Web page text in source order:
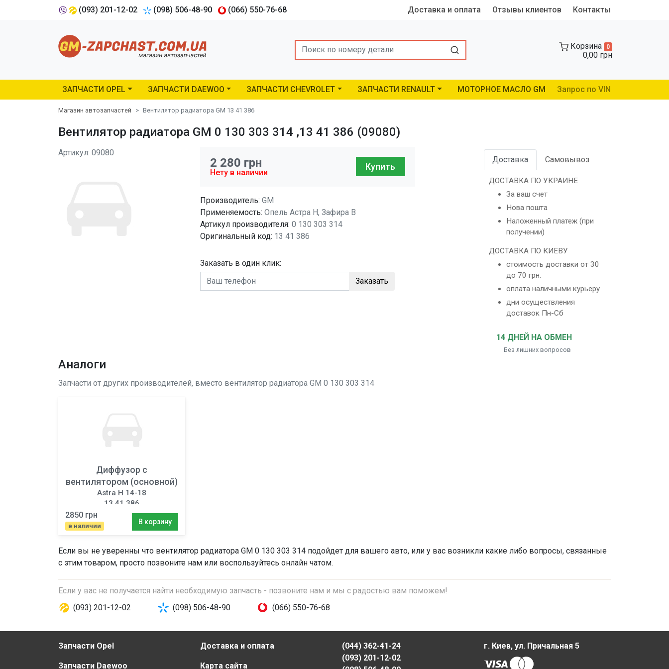
(093) 201-12-02 (098) 506-48-90 (066) 550-76-68 Доставка и оплата Отзывы клиентов Контакты
Search Корзина 0
0,00 грн
ЗАПЧАСТИ OPEL ЗАПЧАСТИ DAEWOO ЗАПЧАСТИ CHEVROLET ЗАПЧАСТИ RENAULT МОТОРНОЕ МАСЛО GM Запрос по VIN
Магазин автозапчастей Вентилятор радиатора GM 13 41 386
Вентилятор радиатора GM 0 130 303 314 ,13 41 386 (09080)
Артикул: 09080
2 280 грн
Нету в наличии
Купить
Производитель: GM
Применяемость: Опель Астра H, Зафира B
Артикул производителя: 0 130 303 314
Оригинальный код: 13 41 386
Заказать в один клик:
Заказать
Доставка Самовывоз
ДОСТАВКА ПО УКРАИНЕ
За ваш счет
Нова пошта
Наложенный платеж (при
получении)
ДОСТАВКА ПО КИЕВУ
стоимость доставки от 30
до 70 грн.
оплата наличными курьеру
дни осуществления
доставок Пн-Сб
14 ДНЕЙ НА ОБМЕН
Без лишних вопросов
Аналоги
Запчасти от других производителей, вместо вентилятор радиатора GM 0 130 303 314
Диффузор с
вентилятором (основной)
Astra H 14-18
13 41 386
2850 грн
в наличии
В корзину
Если вы не уверенны что вентилятор радиатора GM 0 130 303 314 подойдет для вашего авто, или у вас возникли какие либо вопросы, связанные
с этим товаром, просто позвоните нам или воспользуйтесь онлайн чатом.
Если у вас не получается найти необходимую запчасть - позвоните нам и мы с радостью вам поможем!
(093) 201-12-02
(098) 506-48-90 (066) 550-76-68
Запчасти Opel
Запчасти Daewoo
Доставка и оплата
Карта сайта
(044) 362-41-24
(093) 201-12-02
г. Киев, ул. Причальная 5